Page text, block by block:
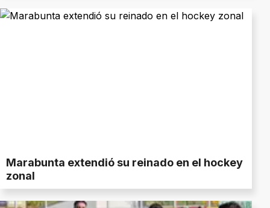
Marabunta extendió su reinado en el hockey
zonal